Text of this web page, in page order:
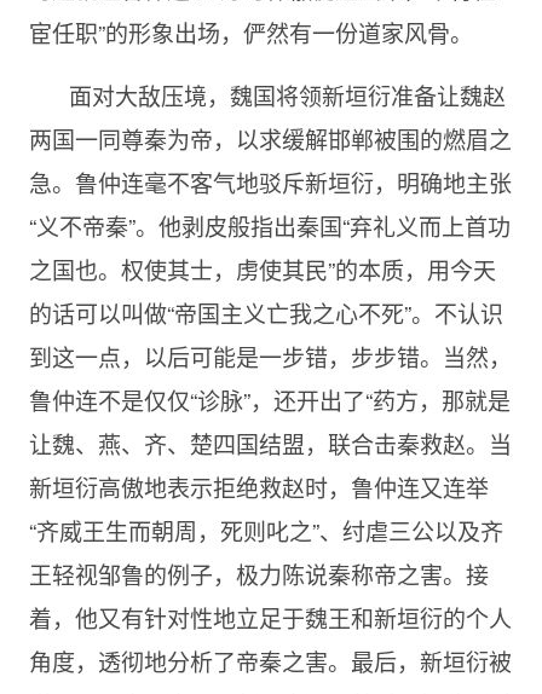
宦任职”的形象出场，俨然有一份道家风骨。
面对大敌压境，魏国将领新垣衍准备让魏赵
两国一同尊秦为帝，以求缓解邯郸被围的燃眉之
急。鲁仲连毫不客气地驳斥新垣衍，明确地主张
“义不帝秦”。他剥皮般指出秦国“弃礼义而上首功
之国也。权使其士，虏使其民”的本质，用今天
的话可以叫做“帝国主义亡我之心不死”。不认识
到这一点，以后可能是一步错，步步错。当然，
鲁仲连不是仅仅“诊脉”，还开出了“药方，那就是
让魏、燕、齐、楚四国结盟，联合击秦救赵。当
新垣衍高傲地表示拒绝救赵时，鲁仲连又连举
“齐威王生而朝周，死则叱之”、纣虐三公以及齐
王轻视邹鲁的例子，极力陈说秦称帝之害。接
着，他又有针对性地立足于魏王和新垣衍的个人
角度，透彻地分析了帝秦之害。最后，新垣衍被